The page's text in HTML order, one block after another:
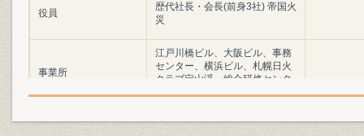
役員
歴代社長・会長(前身3社) 帝国火
災
事業所
江戸川橋ビル、大阪ビル、事務
センター、横浜ビル、札幌日火
クラブ定山渓、総合研修センタ
ー
催し 創業100周年記念式典